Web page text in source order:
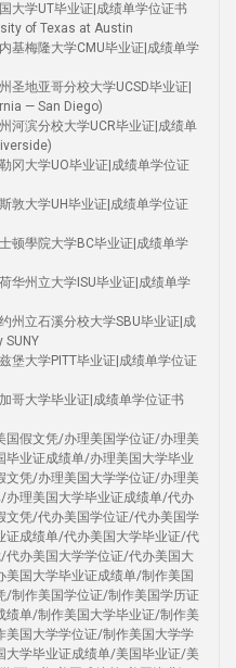
大学UT毕业证|成绩单学位证书
of Texas at Austin
基梅隆大学CMU毕业证|成绩单学
圣地亚哥分校大学UCSD毕业证|
— San Diego)
河滨分校大学UCR毕业证|成绩单
冈大学UO毕业证|成绩单学位证
敦大学UH毕业证|成绩单学位证
顿學院大学BC毕业证|成绩单学
华州立大学ISU毕业证|成绩单学
州立石溪分校大学SBU毕业证|成
SUNY
堡大学PITT毕业证|成绩单学位证
哥大学毕业证|成绩单学位证书
国假文凭/办理美国学位证/办理美
业证成绩单/办理美国大学毕业
凭/办理美国大学学位证/办理美
办理美国大学毕业证成绩单/代办
凭/代办美国学位证/代办美国学
证成绩单/代办美国大学毕业证/代
办美国大学学位证/代办美国大
国大学毕业证成绩单/制作美国
制作美国学位证/制作美国学历证
单/制作美国大学毕业证/制作美
美国大学学位证/制作美国大学学
大学毕业证成绩单/美国毕业证/美